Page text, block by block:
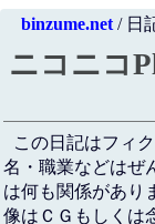
binzume.net/ 日
ニコニコ
この日記はフィ
名・職業などはぜ
は何も関係があり
像はＣＧもしくは